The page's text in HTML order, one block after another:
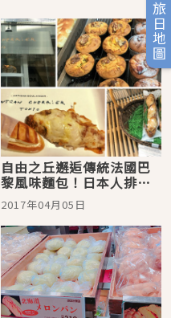
旅日地圖
自由之丘邂逅傳統法國巴
黎風味麵包！日本人排隊
就為了這一味！
2017年04月05日